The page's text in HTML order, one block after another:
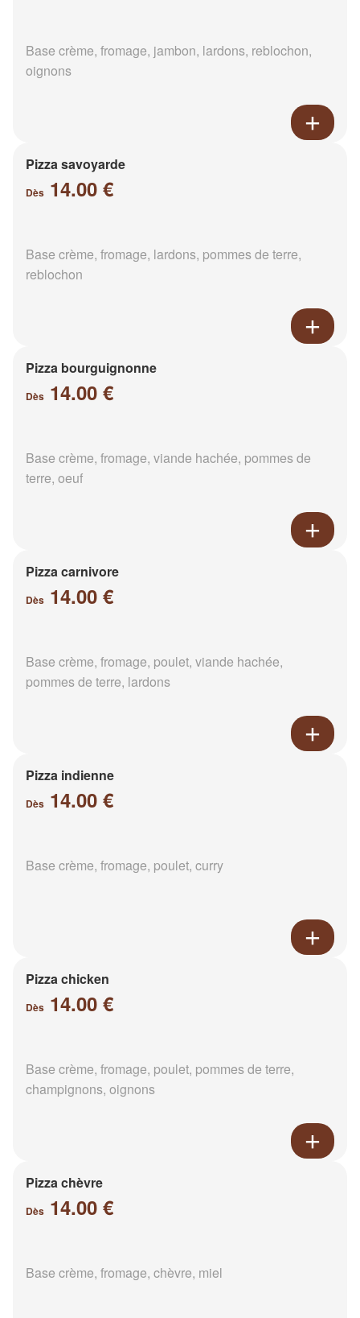
Base crème, fromage, jambon, lardons, reblochon,
oignons
Pizza savoyarde
Dès 14.00 €
Base crème, fromage, lardons, pommes de terre,
reblochon
Pizza bourguignonne
Dès 14.00 €
Base crème, fromage, viande hachée, pommes de
terre, oeuf
Pizza carnivore
Dès 14.00 €
Base crème, fromage, poulet, viande hachée,
pommes de terre, lardons
Pizza indienne
Dès 14.00 €
Base crème, fromage, poulet, curry
Pizza chicken
Dès 14.00 €
Base crème, fromage, poulet, pommes de terre,
champignons, oignons
Pizza chèvre
Dès 14.00 €
Base crème, fromage, chèvre, miel